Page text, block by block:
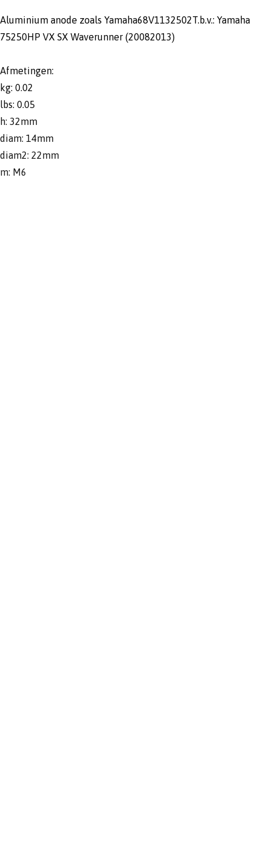
Aluminium anode zoals Yamaha68V1132502T.b.v.: Yamaha
75250HP VX SX Waverunner (20082013)
Afmetingen:
kg: 0.02
lbs: 0.05
h: 32mm
diam: 14mm
diam2: 22mm
m: M6